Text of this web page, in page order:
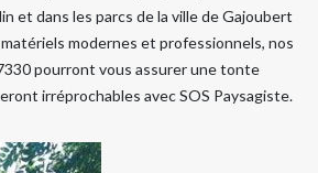
et dans les parcs de la ville de Gajoubert
modernes et professionnels, nos
pourront vous assurer une tonte
irréprochables avec SOS Paysagiste.